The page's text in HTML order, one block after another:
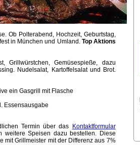
Ob Polterabend, Hochzeit, Geburtstag,
in München und Umland. Top Aktions
Grillwürstchen, Gemüsespieße, dazu
Nudelsalat, Kartoffelsalat und Brot.
ein Gasgrill mit Flasche
Essensausgabe
Termin über das
Kontaktformular
weitere Speisen dazu bestellen. Diese
mit Grillmeister mit der Differenz aus 7%